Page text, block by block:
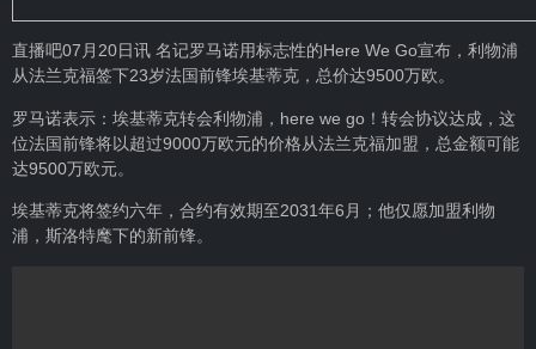
直播吧07月20日讯 名记罗马诺用标志性的Here We Go宣布，利物浦
从法兰克福签下23岁法国前锋埃基蒂克，总价达9500万欧。
罗马诺表示： 埃基蒂克转会利物浦，here we go！转会协议达成，这
位法国前锋将以超过9000万欧元的价格从法兰克福加盟，总金额可能
达9500万欧元。
埃基蒂克将签约六年，合约有效期至2031年6月；他仅愿加盟利物
浦，斯洛特麾下的新前锋。